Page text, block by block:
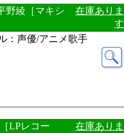
野綾［マキシ
在庫ありま
す
：声優/アニメ歌手
LPレコー
在庫ありま